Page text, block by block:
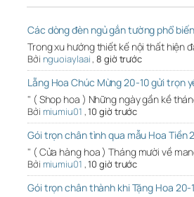
Các dòng đèn ngủ gắn tường phổ
Trong xu hướng thiết kế nội thất hiện
Bởi nguoiaylaai,8 giờ trước
Lẵng Hoa Chúc Mừng 20-10 gửi trọn
" ( Shop hoa ) Những ngày gần kề
Bởi miumiu01 ,10 giờ trước
Gói trọn chân tình qua mẫu Hoa Tiền
" ( Cửa hàng hoa ) Tháng mười về
Bởi miumiu01 ,10 giờ trước
Gói trọn chân thành khi Tặng Hoa 20-